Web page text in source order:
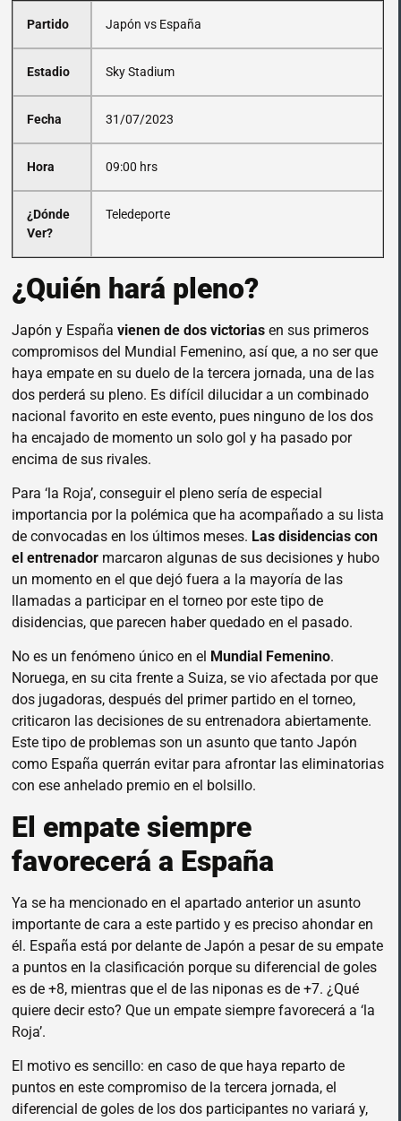
Partido
Estadio
Fecha
Hora
¿Dónde
Ver?
Japón vs España
Sky Stadium
31/07/2023
09:00 hrs
Teledeporte
¿Quién hará pleno?
Japón y España vienen de dos victorias en sus primeros
compromisos del Mundial Femenino, así que, a no ser que
haya empate en su duelo de la tercera jornada, una de las
dos perderá su pleno. Es difícil dilucidar a un combinado
nacional favorito en este evento, pues ninguno de los dos
ha encajado de momento un solo gol y ha pasado por
encima de sus rivales.
Para ‘la Roja’, conseguir el pleno sería de especial
importancia por la polémica que ha acompañado a su lista
de convocadas en los últimos meses. Las disidencias con
el entrenador marcaron algunas de sus decisiones y hubo
un momento en el que dejó fuera a la mayoría de las
llamadas a participar en el torneo por este tipo de
disidencias, que parecen haber quedado en el pasado.
No es un fenómeno único en el Mundial Femenino.
Noruega, en su cita frente a Suiza, se vio afectada por que
dos jugadoras, después del primer partido en el torneo,
criticaron las decisiones de su entrenadora abiertamente.
Este tipo de problemas son un asunto que tanto Japón
como España querrán evitar para afrontar las eliminatorias
con ese anhelado premio en el bolsillo.
El empate siempre
favorecerá a España
Ya se ha mencionado en el apartado anterior un asunto
importante de cara a este partido y es preciso ahondar en
él. España está por delante de Japón a pesar de su empate
a puntos en la clasificación porque su diferencial de goles
es de +8, mientras que el de las niponas es de +7. ¿Qué
quiere decir esto? Que un empate siempre favorecerá a ‘la
Roja’.
El motivo es sencillo: en caso de que haya reparto de
puntos en este compromiso de la tercera jornada, el
diferencial de goles de los dos participantes no variará y,